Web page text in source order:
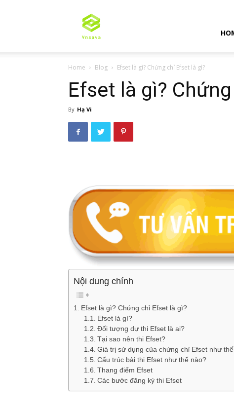
du
Vnsava.com
Home Blog Efset là gì? Chứng chỉ Efset là gì?
Efset là gì?
By Hạ Vi
Nội dung chính
Efset là gì? Chứng chỉ Efset là gì?
Efset là gì?
Đối tượng dự thi Efset là ai?
Tại sao nên thi Efset?
Giá trị sử dụng của chứng chỉ Efset như
Cấu trúc bài thi Efset như thế nào?
Thang điểm Efset
Các bước đăng ký thi Efset